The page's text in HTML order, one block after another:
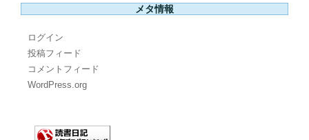
メタ情報
ログイン
投稿フィード
コメントフィード
WordPress.org